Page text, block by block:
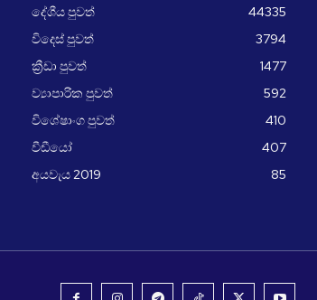
දේශීය පුවත්
44335
විදෙස් පුවත්
3794
ක්‍රීඩා පුවත්
1477
ව්‍යාපාරික පුවත්
592
විශේෂාංග පුවත්
410
වීඩීයෝ
407
අයවැය 2019
85